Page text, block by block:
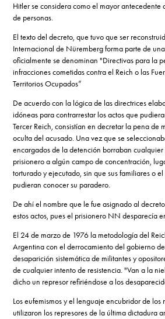
Hitler se considera como el mayor antecedente
de personas.
El texto del decreto, que tuvo que ser
Internacional de Nüremberg forma parte de
oficialmente se denominan "Directivas para la
infracciones cometidas contra el Reich o las
Territorios Ocupados”
De acuerdo con la lógica de las directrices
idóneas para contrarrestar los actos que
Tercer Reich, consistían en decretar la pena de
oculta del acusado. Una vez que se
encargados de la detención borraban
prisionero a algún campo de concentración,
torturado y ejecutado, sin que sus familiares o
pudieran conocer su paradero.
De ahí el nombre que le fue asignado al
estos actos, pues el prisionero NN desparecía
El 24 de marzo de 1976 la metodología del
Argentina con el derrocamiento del gobierno
desaparición sistemática de militantes y
de cualquier intento de resistencia. "Van a la
dicho un represor refiriéndose a los
Los eufemismos y el lenguaje encubridor de los
utilizaron los represores de la última dictadura